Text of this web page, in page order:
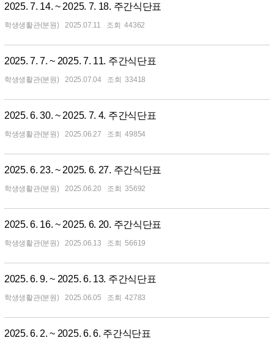
2025. 7. 14. ~ 2025. 7. 18. 주간식단표
학생생활관(분원) 2025.07.11 44362
2025. 7. 7. ~ 2025. 7. 11. 주간식단표
학생생활관(분원) 2025.07.04 33418
2025. 6. 30. ~ 2025. 7. 4. 주간식단표
학생생활관(분원) 2025.06.27 49854
2025. 6. 23. ~ 2025. 6. 27. 주간식단표
학생생활관(분원) 2025.06.20 35692
2025. 6. 16. ~ 2025. 6. 20. 주간식단표
학생생활관(분원) 2025.06.13 56619
2025. 6. 9. ~ 2025. 6. 13. 주간식단표
학생생활관(분원) 2025.06.05 42783
2025. 6. 2. ~ 2025. 6. 6. 주간식단표